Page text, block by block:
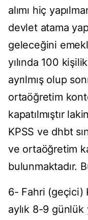
alımı hiç
devlet atama
geleceğini
yılında 100
ayrılmış olup
ortaöğretim
kapatılmıştır
KPSS ve dhbt
ve ortaöğretim
bulunmaktadır.
6- Fahri (geçici)
aylık 8-9